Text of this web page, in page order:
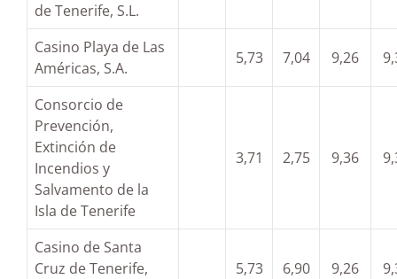
de Tenerife, S.L.
Casino Playa de Las
Américas, S.A.
5,73 7,04 9,26
Consorcio de
Prevención,
Extinción de
Incendios y
Salvamento de la
Isla de Tenerife
3,71 2,75 9,36
Casino de Santa
Cruz de Tenerife,
5,73 6,90 9,26